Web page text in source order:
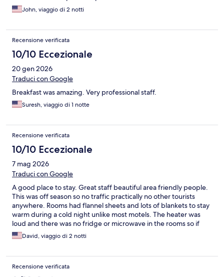
John, viaggio di 2 notti
Recensione verificata
10/10 Eccezionale
20 gen 2026
Traduci con Google
Breakfast was amazing. Very professional staff.
Suresh, viaggio di 1 notte
Recensione verificata
10/10 Eccezionale
7 mag 2026
Traduci con Google
A good place to stay. Great staff beautiful area friendly people.
This was off season so no traffic practically no other tourists
anywhere. Rooms had flannel sheets and lots of blankets to stay
warm during a cold night unlike most motels. The heater was
loud and there was no fridge or microwave in the rooms so if
you go off season it’s hard to find a place to eat. Our host made
breakfast available to us even though we were the only ones
our stay. If you rent a cabin or or just go during the prime season
you will avoid that problem and enjoy your stay greatly.
David, viaggio di 2 notti
Recensione verificata